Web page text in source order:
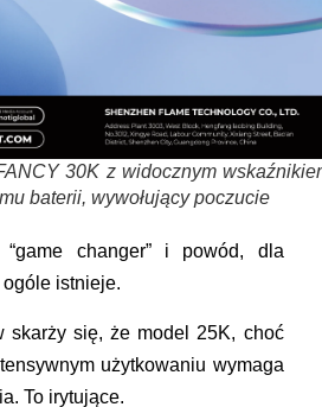
30K z widocznym
baterii, wywołujący poczucie
changer” i powód, dla
istnieje.
skarży się, że model 25K, choć
użytkowaniu wymaga
To irytujące.